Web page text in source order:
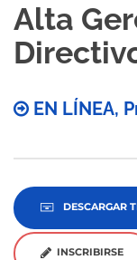
Alta
EN LÍNEA,
DESCARGAR
INSCRIBIRSE